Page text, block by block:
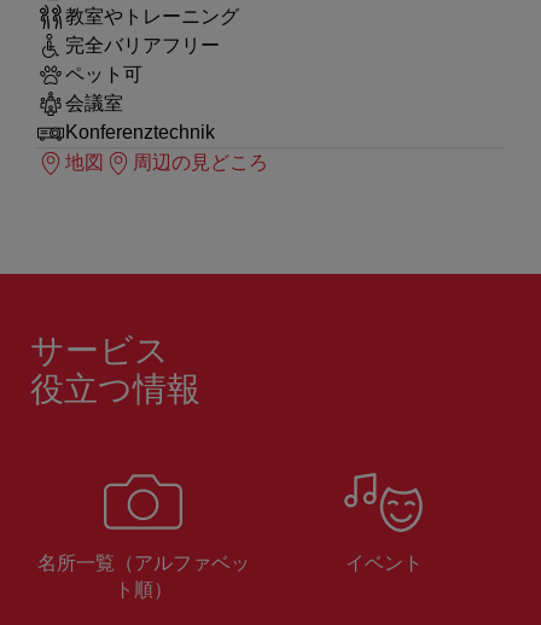
教室やトレーニング
完全バリアフリー
ペット可
会議室
Konferenztechnik
地図
周辺の見どころ
サービス
役立つ情報
名所一覧（アルファベッ
ト順）
イベント